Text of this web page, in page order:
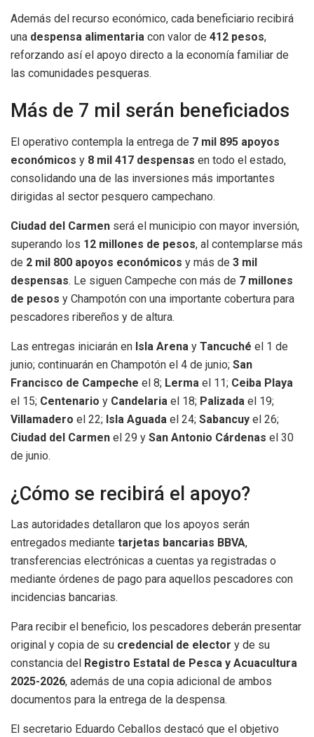
Además del recurso económico, cada beneficiario recibirá
una despensa alimentaria con valor de 412 pesos,
reforzando así el apoyo directo a la economía familiar de
las comunidades pesqueras.
Más de 7 mil serán beneficiados
El operativo contempla la entrega de 7 mil 895 apoyos
económicos y 8 mil 417 despensas en todo el estado,
consolidando una de las inversiones más importantes
dirigidas al sector pesquero campechano.
Ciudad del Carmen será el municipio con mayor inversión,
superando los 12 millones de pesos, al contemplarse más
de 2 mil 800 apoyos económicos y más de 3 mil
despensas. Le siguen Campeche con más de 7 millones
de pesos y Champotón con una importante cobertura para
pescadores ribereños y de altura.
Las entregas iniciarán en Isla Arena y Tancuché el 1 de
junio; continuarán en Champotón el 4 de junio; San
Francisco de Campeche el 8; Lerma el 11; Ceiba Playa
el 15; Centenario y Candelaria el 18; Palizada el 19;
Villamadero el 22; Isla Aguada el 24; Sabancuy el 26;
Ciudad del Carmen el 29 y San Antonio Cárdenas el 30
de junio.
¿Cómo se recibirá el apoyo?
Las autoridades detallaron que los apoyos serán
entregados mediante tarjetas bancarias BBVA,
transferencias electrónicas a cuentas ya registradas o
mediante órdenes de pago para aquellos pescadores con
incidencias bancarias.
Para recibir el beneficio, los pescadores deberán presentar
original y copia de su credencial de elector y de su
constancia del
Registro Estatal de Pesca y Acuacultura
2025-2026, además de una copia adicional de ambos
documentos para la entrega de la despensa.
El secretario Eduardo Ceballos destacó que el objetivo